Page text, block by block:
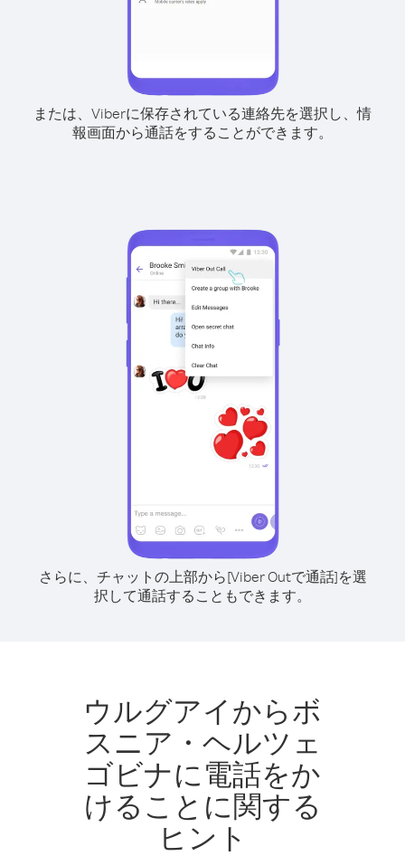
または、Viberに保存されている連絡先を選択し、情
報画面から通話をすることができます。
さらに、チャットの上部から[Viber Outで通話]を選
択して通話することもできます。
ウルグアイからボ
スニア・ヘルツェ
ゴビナに電話をか
けることに関する
ヒント